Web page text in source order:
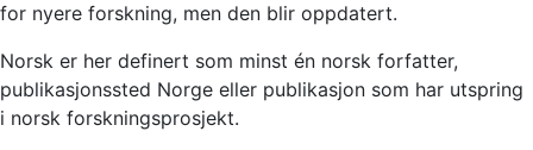
for nyere forskning, men den blir oppdatert.
Norsk er her definert som minst én norsk forfatter,
publikasjonssted Norge eller publikasjon som har utspring
i norsk forskningsprosjekt.